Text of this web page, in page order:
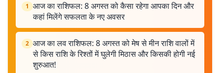
1 आज का राशिफल: 8 अगस्त को कैसा रहेगा आपका दिन और
कहां मिलेंगे सफलता के नए अवसर
2 आज का लव राशिफल: 8 अगस्त को मेष से मीन राशि वालों में
से किस राशि के रिश्तों में घुलेगी मिठास और किसकी होगी नई
शुरुआत!